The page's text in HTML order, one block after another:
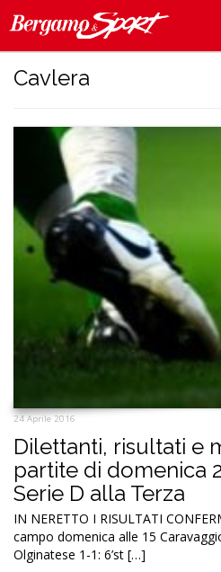
Cavlera
24 Aprile 2016
Dilettanti, risultati e
partite di domenica
Serie D alla Terza
IN NERETTO I RISULTATI
campo domenica alle 15
Olginatese 1-1: 6’st […]